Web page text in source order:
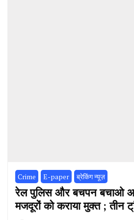
Crime E-paper ब्रेकिंग न्यूज़
रेल पुलिस और बचपन बचाओ
मजदूरों को कराया मुक्त ; तीन